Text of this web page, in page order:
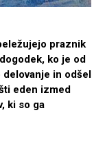
praznik
ko je od
in odšel
eden izmed
ki so ga